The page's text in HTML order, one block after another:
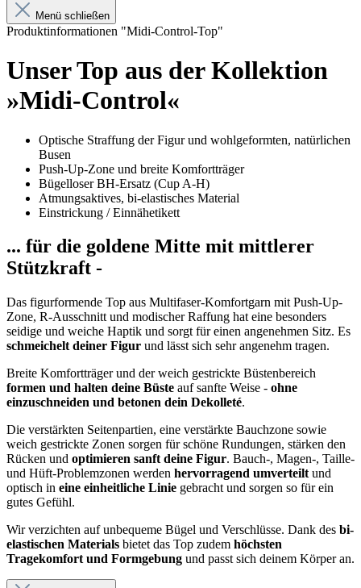
Menü schließen
Produktinformationen "Midi-Control-Top"
Unser Top aus der Kollektion
»Midi-Control«
Optische Straffung der Figur und wohlgeformten, natürlichen
Busen
Push-Up-Zone und breite Komfortträger
Bügelloser BH-Ersatz (Cup A-H)
Atmungsaktives, bi-elastisches Material
Einstrickung / Einnähetikett
... für die goldene Mitte mit mittlerer
Stützkraft -
Das figurformende Top aus Multifaser-Komfortgarn mit Push-Up-
Zone, R-Ausschnitt und modischer Raffung hat eine besonders
seidige und weiche Haptik und sorgt für einen angenehmen Sitz. Es
schmeichelt deiner Figur und lässt sich sehr angenehm tragen.
Breite Komfortträger und der weich gestrickte Büstenbereich
formen und halten deine Büste auf sanfte Weise - ohne
einzuschneiden und betonen dein Dekolleté.
Die verstärkten Seitenpartien, eine verstärkte Bauchzone sowie
weich gestrickte Zonen sorgen für schöne Rundungen, stärken den
Rücken und optimieren sanft deine Figur. Bauch-, Magen-, Taille-
und Hüft-Problemzonen werden hervorragend umverteilt und
optisch in eine einheitliche Linie gebracht und sorgen so für ein
gutes Gefühl.
Wir verzichten auf unbequeme Bügel und Verschlüsse. Dank des bi-
elastischen Materials bietet das Top zudem höchsten
Tragekomfort und Formgebung und passt sich deinem Körper an.